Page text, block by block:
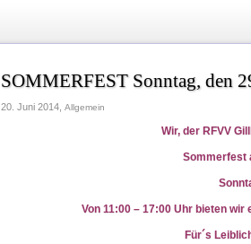
SOMMERFEST Sonntag, den
20. Juni 2014, Allgemein
Wir, der RFVV
Sommerfest
Von 11:00 – 17:00 Uhr bieten
Für´s